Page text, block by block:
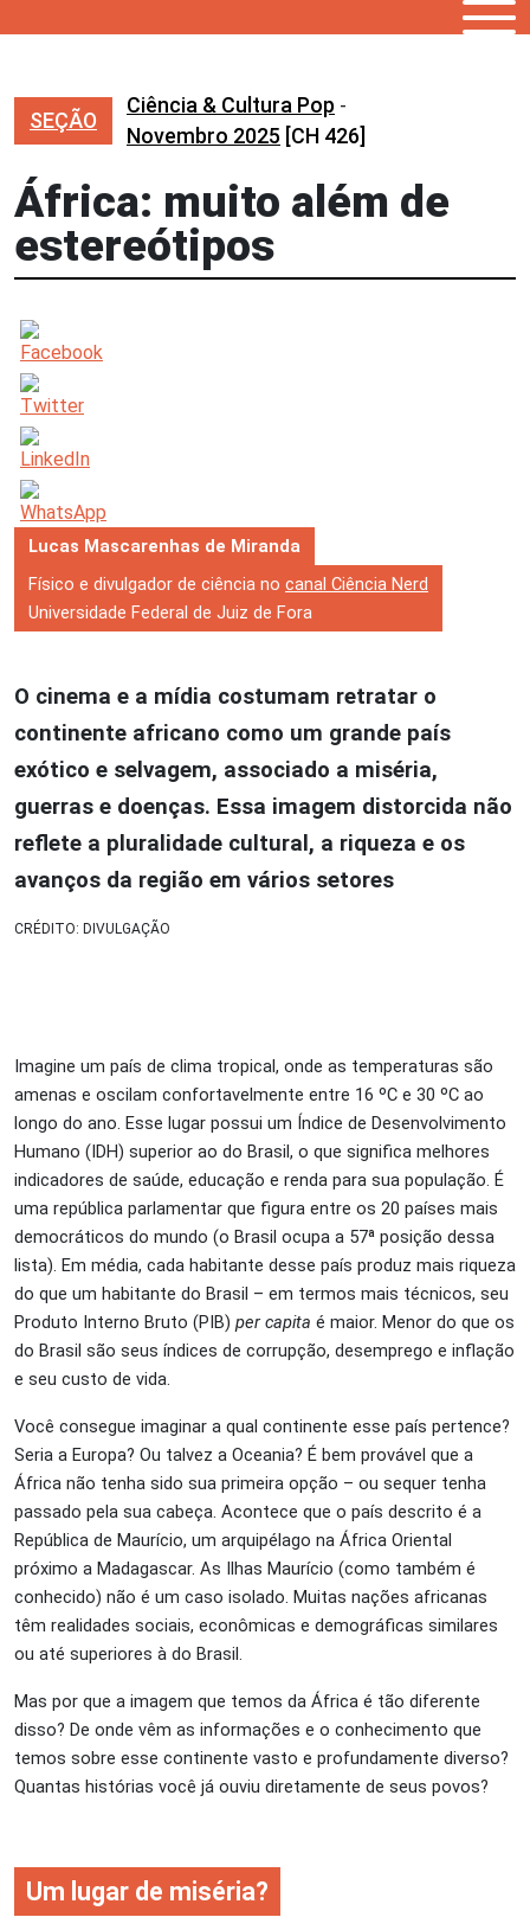
SEÇÃO
Ciência & Cultura Pop -
Novembro 2025 [CH 426]
África: muito além de
estereótipos
Lucas Mascarenhas de Miranda
Físico e divulgador de ciência no canal Ciência Nerd
Universidade Federal de Juiz de Fora
O cinema e a mídia costumam retratar o
continente africano como um grande país
exótico e selvagem, associado a miséria,
guerras e doenças. Essa imagem distorcida não
reflete a pluralidade cultural, a riqueza e os
avanços da região em vários setores
CRÉDITO: DIVULGAÇÃO
Imagine um país de clima tropical, onde as temperaturas são
amenas e oscilam confortavelmente entre 16 ºC e 30 ºC ao
longo do ano. Esse lugar possui um Índice de Desenvolvimento
Humano (IDH) superior ao do Brasil, o que significa melhores
indicadores de saúde, educação e renda para sua população. É
uma república parlamentar que figura entre os 20 países mais
democráticos do mundo (o Brasil ocupa a 57ª posição dessa
lista). Em média, cada habitante desse país produz mais riqueza
do que um habitante do Brasil – em termos mais técnicos, seu
Produto Interno Bruto (PIB) per capita é maior. Menor do que os
do Brasil são seus índices de corrupção, desemprego e inflação
e seu custo de vida.
Você consegue imaginar a qual continente esse país pertence?
Seria a Europa? Ou talvez a Oceania? É bem provável que a
África não tenha sido sua primeira opção – ou sequer tenha
passado pela sua cabeça. Acontece que o país descrito é a
República de Maurício, um arquipélago na África Oriental
próximo a Madagascar. As Ilhas Maurício (como também é
conhecido) não é um caso isolado. Muitas nações africanas
têm realidades sociais, econômicas e demográficas similares
ou até superiores à do Brasil.
Mas por que a imagem que temos da África é tão diferente
disso? De onde vêm as informações e o conhecimento que
temos sobre esse continente vasto e profundamente diverso?
Quantas histórias você já ouviu diretamente de seus povos?
Um lugar de miséria?